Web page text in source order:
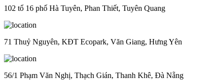
102 tổ 16 phố Hà Tuyên, Phan Thiết, Tuyên Quang
71 Thuỷ Nguyên, KĐT Ecopark, Văn Giang, Hưng Yên
56/1 Phạm Văn Nghị, Thạch Gián, Thanh Khê, Đà Nẵng